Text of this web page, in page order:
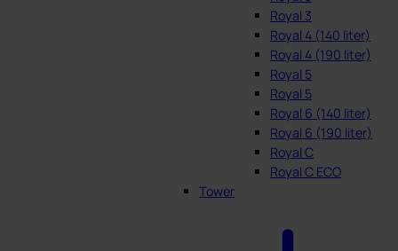
Royal 3
Royal 4 (140 liter)
Royal 4 (190 liter)
Royal 5
Royal 5
Royal 6 (140 liter)
Royal 6 (190 liter)
Royal C
Royal C ECO
Tower